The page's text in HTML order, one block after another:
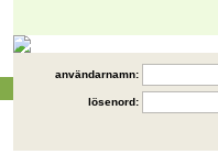
användarnamn:
lösenord: